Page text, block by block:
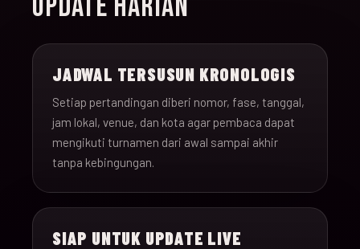
JADWAL TERSUSUN KRONOLOGIS
Setiap pertandingan diberi nomor, fase, tanggal,
jam lokal, venue, dan kota agar pembaca dapat
mengikuti turnamen dari awal sampai akhir
tanpa kebingungan.
SIAP UNTUK UPDATE LIVE